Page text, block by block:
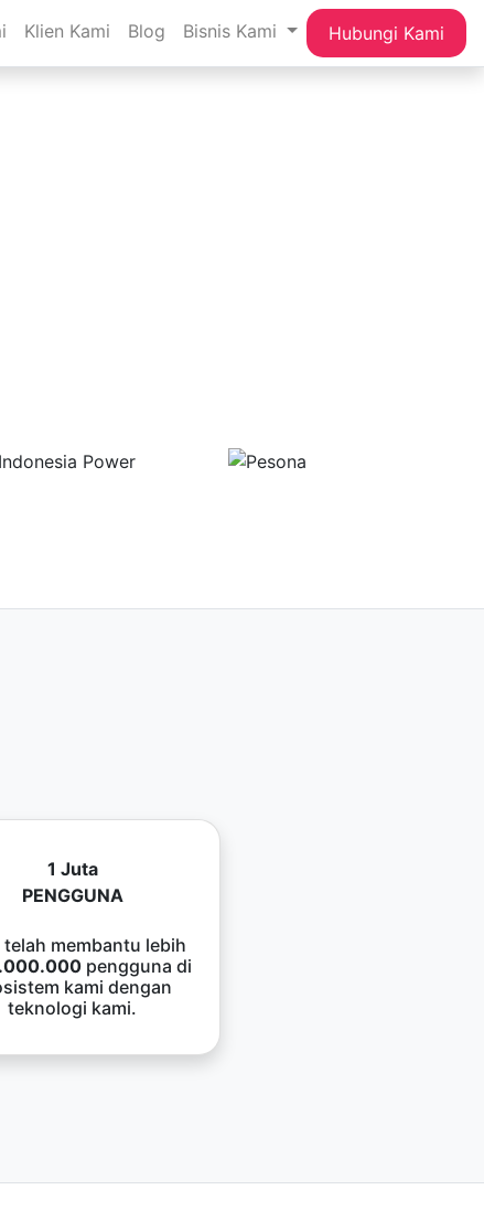
Klien Kami Blog Bisnis Kami Hubungi Kami
1 Juta
PENGGUNA
telah membantu lebih
pengguna di
kami dengan
teknologi kami.